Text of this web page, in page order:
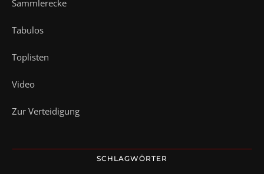
Sammlerecke
Tabulos
Toplisten
Video
Zur Verteidigung
SCHLAGWÖRTER